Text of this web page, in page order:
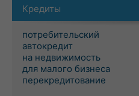
Кредиты
потребительский
автокредит
на недвижимость
для малого бизнеса
перекредитование